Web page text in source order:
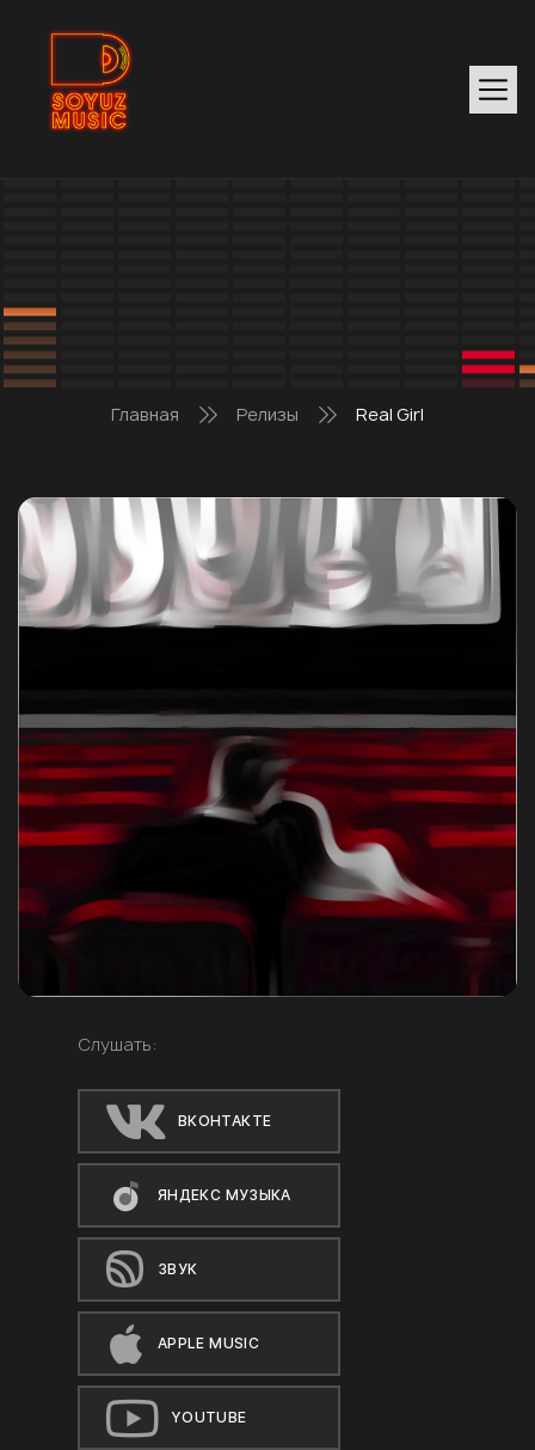
Главная Релизы Real Girl
Слушать:
ВКОНТАКТЕ
ЯНДЕКС МУЗЫКА
ЗВУК
APPLE MUSIC
YOUTUBE